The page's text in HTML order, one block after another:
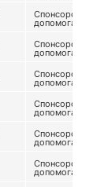
Спонсорська
допомога
Спонсорська
допомога
Спонсорська
допомога
Спонсорська
допомога
Спонсорська
допомога
Спонсорська
допомога